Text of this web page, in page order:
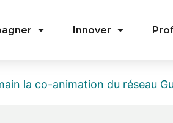
Innover
la co-animation du réseau